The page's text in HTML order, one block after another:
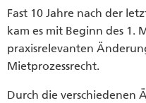
Fast 10 Jahre nach der
kam es mit Beginn des 1.
praxisrelevanten
Mietprozessrecht.
Durch die verschiedenen